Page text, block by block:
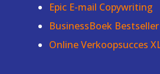
Epic E-mail Copywriting
BusinessBoek Bestseller
Online Verkoopsucces